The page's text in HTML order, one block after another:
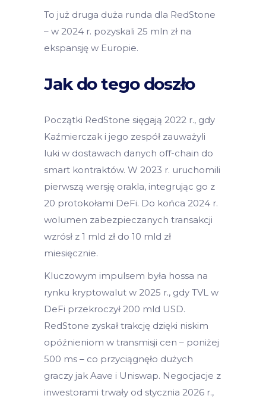
To już druga duża runda dla RedStone
– w 2024 r. pozyskali 25 mln zł na
ekspansję w Europie.
Jak do tego doszło
Początki RedStone sięgają 2022 r., gdy
Kaźmierczak i jego zespół zauważyli
luki w dostawach danych off-chain do
smart kontraktów. W 2023 r. uruchomili
pierwszą wersję orakla, integrując go z
20 protokołami DeFi. Do końca 2024 r.
wolumen zabezpieczanych transakcji
wzrósł z 1 mld zł do 10 mld zł
miesięcznie.
Kluczowym impulsem była hossa na
rynku kryptowalut w 2025 r., gdy TVL w
DeFi przekroczył 200 mld USD.
RedStone zyskał trakcję dzięki niskim
opóźnieniom w transmisji cen – poniżej
500 ms – co przyciągnęło dużych
graczy jak Aave i Uniswap. Negocjacje z
inwestorami trwały od stycznia 2026 r.,